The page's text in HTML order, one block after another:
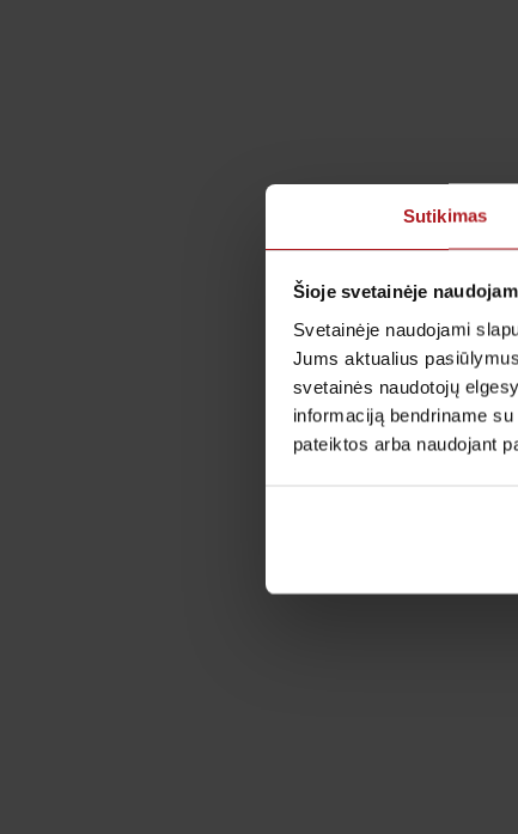
Sutikimas
Šioje svetainėje
Svetainėje naudojami
Jums aktualius
svetainės naudotojų
informaciją bendriname
pateiktos arba naudojant